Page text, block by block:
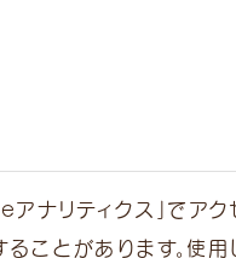
ナリティクス」でア
とがあります。使用